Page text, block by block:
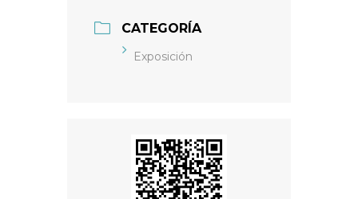
CATEGORÍA
Exposición